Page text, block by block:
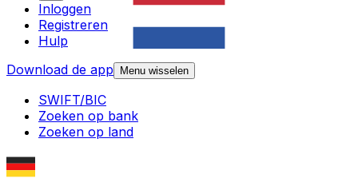
Inloggen
Registreren
Hulp
Download de app
Menu wisselen
SWIFT/BIC
Zoeken op bank
Zoeken op land